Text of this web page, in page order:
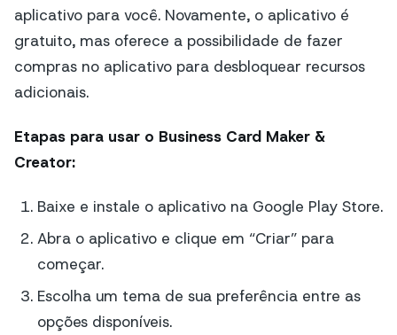
aplicativo para você. Novamente, o aplicativo é
gratuito, mas oferece a possibilidade de fazer
compras no aplicativo para desbloquear recursos
adicionais.
Etapas para usar o Business Card Maker &
Creator:
Baixe e instale o aplicativo na Google Play Store.
Abra o aplicativo e clique em “Criar” para
começar.
Escolha um tema de sua preferência entre as
opções disponíveis.